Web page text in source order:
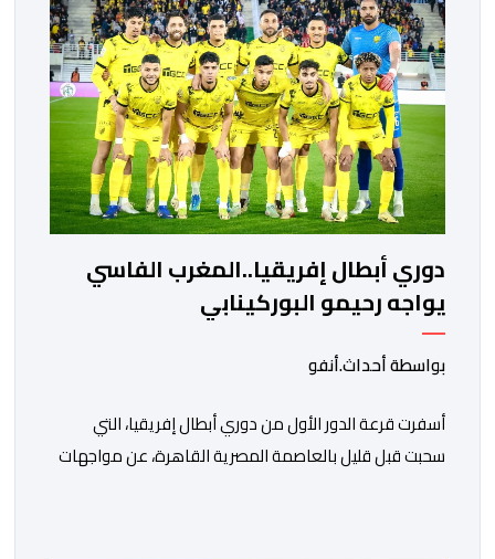
واريورز النيجيري ونادي أوديب ممثل […]
دوري أبطال إفريقيا..المغرب الفاسي
يواجه رحيمو البوركينابي
بواسطة أحداث.أنفو
أسفرت قرعة الدور الأول من دوري أبطال إفريقيا، التي
سحبت قبل قليل بالعاصمة المصرية القاهرة، عن مواجهات
نهضة بركان على موعد في هذا الدور مع الفائز من المباراة